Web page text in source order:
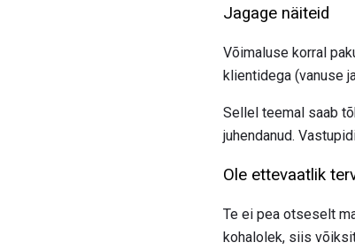
Jagage näiteid
Võimaluse korral
klientidega (vanuse
Sellel teemal saab
juhendanud.
Ole ettevaatlik
Te ei pea otseselt
kohalolek, siis